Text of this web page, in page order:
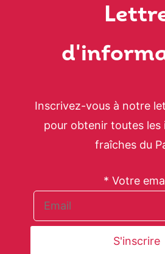
Inscrivez-vous à notre
pour obtenir toutes
fraîches du
* Votre